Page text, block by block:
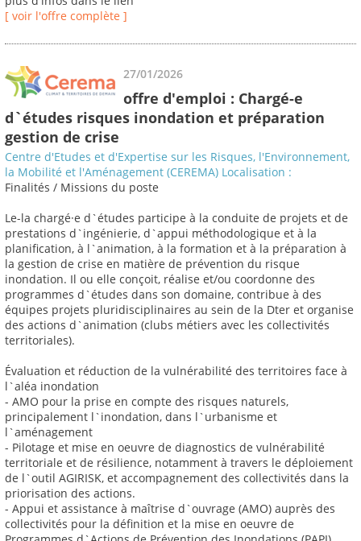
[ voir l'offre complète ]
27/01/2026
offre d'emploi : Chargé-e
d`études risques inondation et préparation
gestion de crise
Centre d'Etudes et d'Expertise sur les Risques, l'Environnement,
la Mobilité et l'Aménagement (CEREMA) Localisation :
Finalités / Missions du poste
Le-la chargé·e d`études participe à la conduite de projets et de
prestations d`ingénierie, d`appui méthodologique et à la
planification, à l`animation, à la formation et à la préparation à
la gestion de crise en matière de prévention du risque
inondation. Il ou elle conçoit, réalise et/ou coordonne des
programmes d`études dans son domaine, contribue à des
équipes projets pluridisciplinaires au sein de la Dter et organise
des actions d`animation (clubs métiers avec les collectivités
territoriales).
Évaluation et réduction de la vulnérabilité des territoires face à
l`aléa inondation
- AMO pour la prise en compte des risques naturels,
principalement l`inondation, dans l`urbanisme et
l`aménagement
- Pilotage et mise en oeuvre de diagnostics de vulnérabilité
territoriale et de résilience, notamment à travers le déploiement
de l`outil AGIRISK, et accompagnement des collectivités dans la
priorisation des actions.
- Appui et assistance à maîtrise d`ouvrage (AMO) auprès des
collectivités pour la définition et la mise en oeuvre de